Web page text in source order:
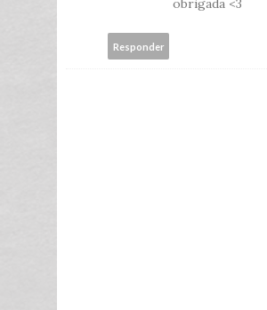
obrigada <3
Responder